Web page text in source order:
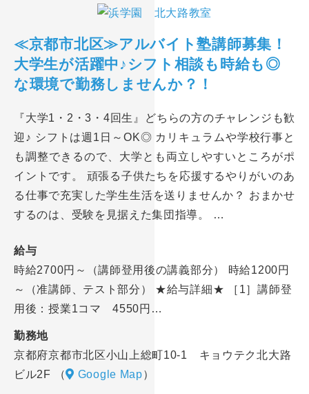
≪京都市北区≫アルバイト塾講師募集！
大学生が活躍中♪シフト相談も時給も◎
な環境で勤務しませんか？！
『大学1・2・3・4回生』どちらの方のチャレンジも歓
迎♪ シフトは週1日～OK◎ カリキュラムや学校行事と
も調整できるので、大学とも両立しやすいところがポ
イントです。 頑張る子供たちを応援するやりがいのあ
る仕事で充実した学生生活を送りませんか？ おまかせ
するのは、受験を見据えた集団指導。 …
給与
時給2700円～（講師登用後の講義部分） 時給1200円
～（准講師、テスト部分） ★給与詳細★ ［1］講師登
用後：授業1コマ 4550円…
勤務地
京都府京都市北区小山上総町10-1 キョウテク北大路
ビル2F
（ Google Map）